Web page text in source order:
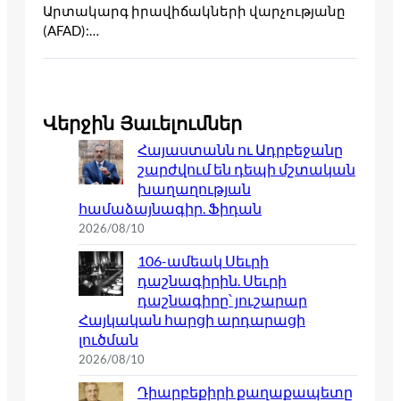
Արտակարգ իրավիճակների վարչությանը
(AFAD):…
Վերջին Յաւելումներ
Հայաստանն ու Ադրբեջանը
շարժվում են դեպի մշտական
խաղաղության
համաձայնագիր. Ֆիդան
2026/08/10
106-ամեակ Սեւրի
դաշնագիրին. Սեւրի
դաշնագիրը՝ յուշարար
Հայկական հարցի արդարացի
լուծման
2026/08/10
Դիարբեքիրի քաղաքապետը